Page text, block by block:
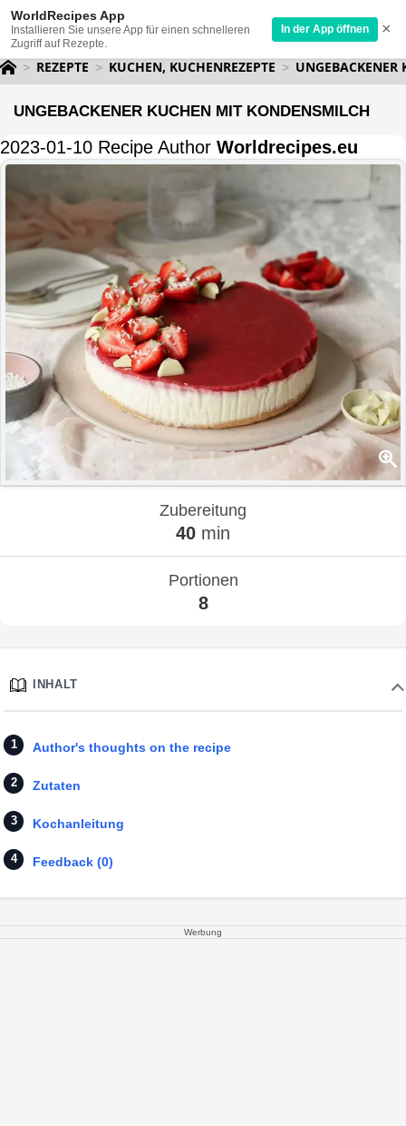
WorldRecipes App
Installieren Sie unsere App für einen schnelleren
Zugriff auf Rezepte.
In der App öffnen ×
REZEPTE KUCHEN, KUCHENREZEPTE
UNGEBACKENER KUCHEN MIT KONDENSMILCH
2023-01-10 Recipe Author Worldrecipes.eu
Zubereitung
40 min
Portionen
8
INHALT
Author's thoughts on the recipe
Zutaten
Kochanleitung
Feedback (0)
Werbung